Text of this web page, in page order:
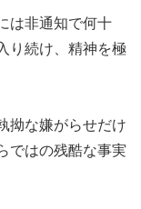
は非通知で何十
り続け、精神を極
拗な嫌がらせだけ
ではの残酷な事実